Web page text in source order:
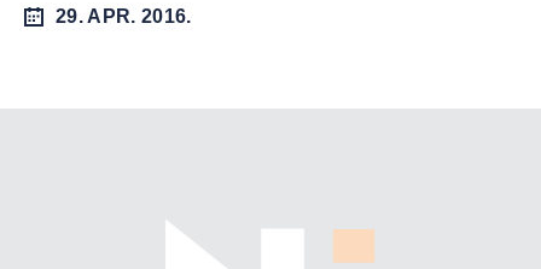
29. APR. 2016.